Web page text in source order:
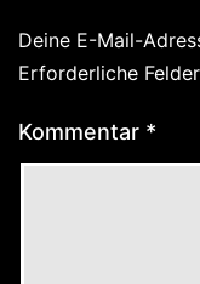
Deine E-Mail-
Erforderliche
Kommentar *